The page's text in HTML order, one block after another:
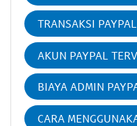
TRANSAKSI PAYPAL
AKUN PAYPAL
BIAYA ADMIN
CARA